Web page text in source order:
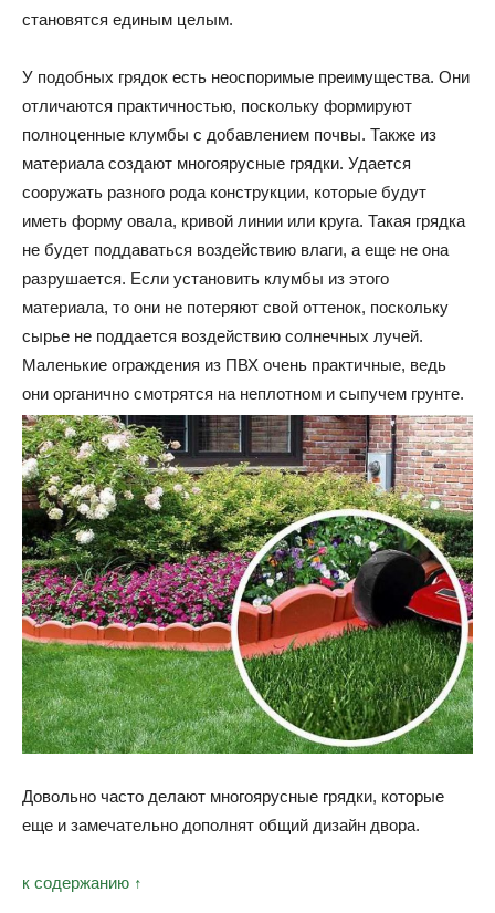
становятся единым целым.
У подобных грядок есть неоспоримые преимущества. Они
отличаются практичностью, поскольку формируют
полноценные клумбы с добавлением почвы. Также из
материала создают многоярусные грядки. Удается
сооружать разного рода конструкции, которые будут
иметь форму овала, кривой линии или круга. Такая грядка
не будет поддаваться воздействию влаги, а еще не она
разрушается. Если установить клумбы из этого
материала, то они не потеряют свой оттенок, поскольку
сырье не поддается воздействию солнечных лучей.
Маленькие ограждения из ПВХ очень практичные, ведь
они органично смотрятся на неплотном и сыпучем грунте.
Довольно часто делают многоярусные грядки, которые
еще и замечательно дополнят общий дизайн двора.
к содержанию ↑